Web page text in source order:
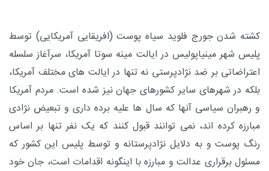
کشته شدن جورج فلوید سیاه پوست (افریقایی آمریکایی) توسط
پلیس شهر مینیاپولیس در ایالت مینه سوتا آمریکا، سرآغاز سلسله
اعتراضاتی بر ضد نژادپرستی نه تنها در ایالت های مختلف آمریکا،
بلکه در شهرهای سایر کشورهای جهان نیز شده است. مردم آمریکا
و رهبران سیاسی آنها که سال ها علیه برده داری و تبعیض نژادی
مبارزه کرده اند، نمی توانند قبول کنند که یک نفر تنها بر اساس
رنگ پوست و به دلایل نژادپرستانه و توسط پلیس این کشور که
مسئول برقراری عدالت و مبارزه با اینگونه اقدامات است، جان خود